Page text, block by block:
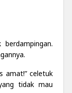
amat!” celetuk
tidak mau